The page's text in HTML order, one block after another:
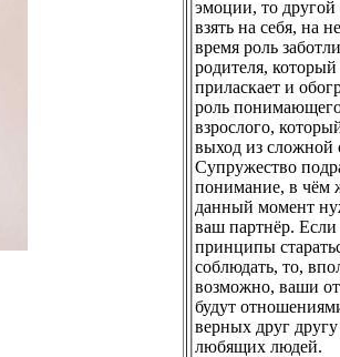
эмоции, то
взять на себя, на
время роль
родителя, который и
приласкает и
роль
взрослого, который
выход из сложной
Супружество
понимание, в чём
данный момент
ваш партнёр. Если
принципы
соблюдать, то,
возможно, ваши
будут
верных друг
любящих людей.